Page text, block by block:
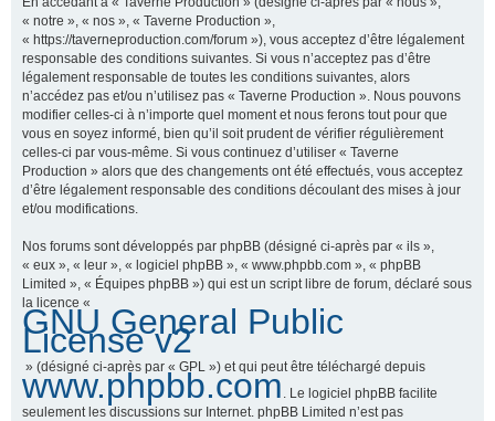
« notre », « nos », « Taverne Production »,
« https://taverneproduction.com/forum »), vous acceptez d’être légalement
responsable des conditions suivantes. Si vous n’acceptez pas d’être
légalement responsable de toutes les conditions suivantes, alors
n’accédez pas et/ou n’utilisez pas « Taverne Production ». Nous pouvons
modifier celles-ci à n’importe quel moment et nous ferons tout pour que
vous en soyez informé, bien qu’il soit prudent de vérifier régulièrement
celles-ci par vous-même. Si vous continuez d’utiliser « Taverne
Production » alors que des changements ont été effectués, vous acceptez
d’être légalement responsable des conditions découlant des mises à jour
et/ou modifications.
Nos forums sont développés par phpBB (désigné ci-après par « ils »,
« eux », « leur », « logiciel phpBB », « www.phpbb.com », « phpBB
Limited », « Équipes phpBB ») qui est un script libre de forum, déclaré sous
la licence «
GNU General Public
License v2
» (désigné ci-après par « GPL ») et qui peut être téléchargé depuis
www.phpbb.com
. Le logiciel phpBB facilite
seulement les discussions sur Internet. phpBB Limited n’est pas